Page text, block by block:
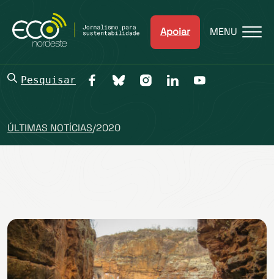
Apoiar MENU
Pesquisar
ÚLTIMAS NOTÍCIAS/2020